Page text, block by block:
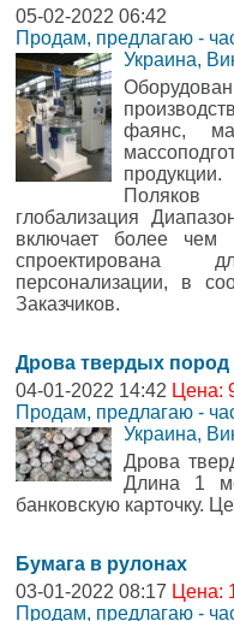
05-02-2022 06:42
Продам, предлагаю -
Украина,
фаянс,
глобализация
включает более
спроектирована
персонализации, в
Заказчиков.
Дрова твердых пород
04-01-2022 14:42 Цена:
Продам, предлагаю -
Украина,
Дрова
Длина 1
банковскую карточку.
Бумага в рулонах
03-01-2022 08:17 Цена:
Продам, предлагаю -